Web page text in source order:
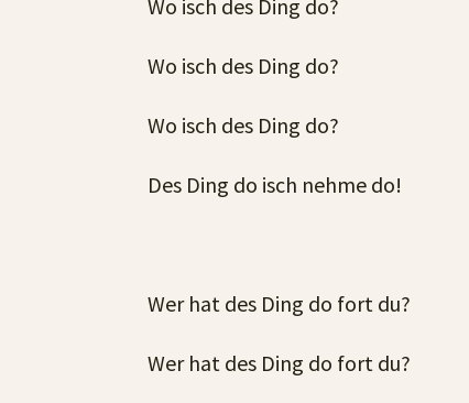
Wo isch des Ding do?
Wo isch des Ding do?
Wo isch des Ding do?
Des Ding do isch nehme do!
Wer hat des Ding do fort du?
Wer hat des Ding do fort du?